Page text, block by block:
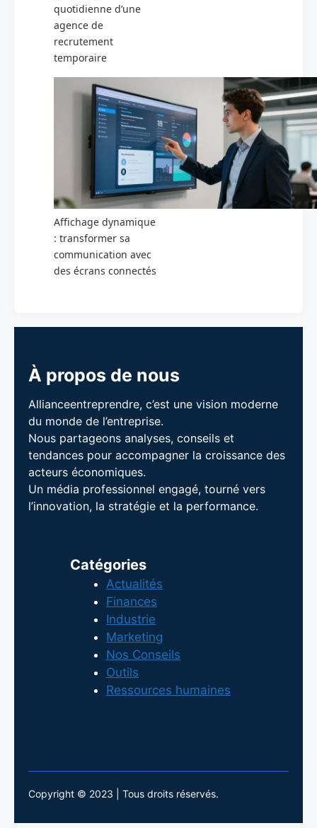
quotidienne d’une
agence de
recrutement
temporaire
Affichage dynamique
: transformer sa
communication avec
des écrans connectés
À propos de nous
Allianceentreprendre, c’est une vision moderne
du monde de l’entreprise.
Nous partageons analyses, conseils et
tendances pour accompagner la croissance des
acteurs économiques.
Un média professionnel engagé, tourné vers
l’innovation, la stratégie et la performance.
Catégories
Actualités
Finances
Industrie
Marketing
Nos Conseils
Outils
Ressources humaines
Copyright © 2023 | Tous droits réservés.